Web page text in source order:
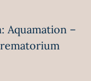
Aquamation –